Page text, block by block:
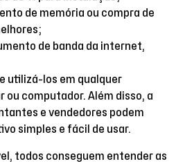
de memória ou compra de
de banda da internet,
utilizá-los em qualquer
ou computador. Além disso, a
e vendedores podem
simples e fácil de usar.
todos conseguem entender as